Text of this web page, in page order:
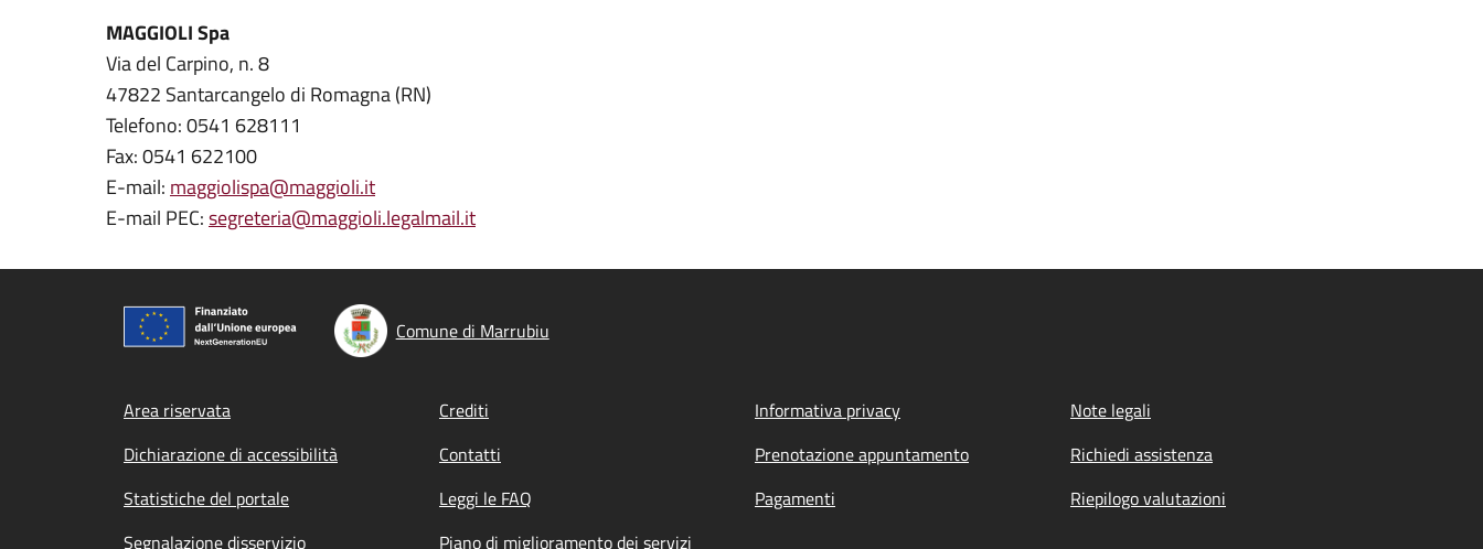
MAGGIOLI Spa
Via del Carpino, n. 8
47822 Santarcangelo di Romagna (RN)
Telefono: 0541 628111
Fax: 0541 622100
E-mail: maggiolispa@maggioli.it
E-mail PEC:segreteria@maggioli.legalmail.it
Comune di Marrubiu
Footer menu
Area riservata Crediti Informativa privacy
Note legali
Dichiarazione di accessibilità
Contatti Prenotazione appuntamento
Richiedi assistenza
Statistiche del portale
Leggi le FAQ Pagamenti
Riepilogo valutazioni
Segnalazione disservizio
Piano di miglioramento dei servizi